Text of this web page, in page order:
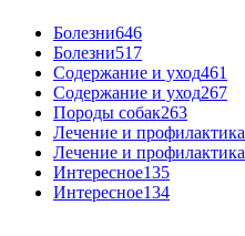
Болезни646
Болезни517
Содержание и уход461
Содержание и уход267
Породы собак263
Лечение и профилактика
Лечение и профилактика
Интересное135
Интересное134